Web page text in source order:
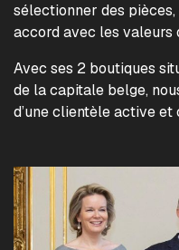
sélectionner des
accord avec les valeurs
Avec ses 2 boutiques
de la capitale belge,
d’une clientèle active et